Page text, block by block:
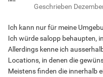
Geschrieben
Ich kann nur für meine
Ich würde salopp behaupten,
Allerdings kenne ich
Locations, in denen die
Meistens finden die innerhalb